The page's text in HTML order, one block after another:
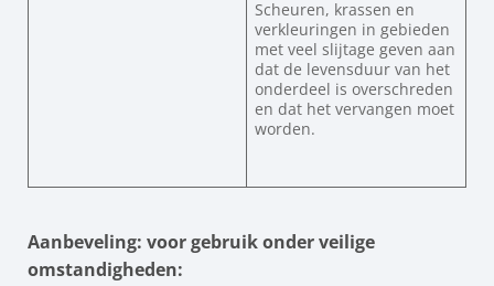
Scheuren, krassen en
verkleuringen in gebieden
met veel slijtage geven aan
dat de levensduur van het
onderdeel is overschreden
en dat het vervangen moet
worden.
Aanbeveling: voor gebruik onder veilige
omstandigheden: